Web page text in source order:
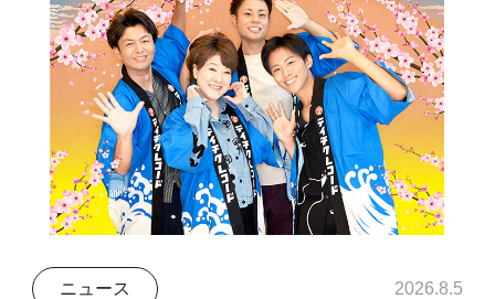
ニュース 2026.8.5